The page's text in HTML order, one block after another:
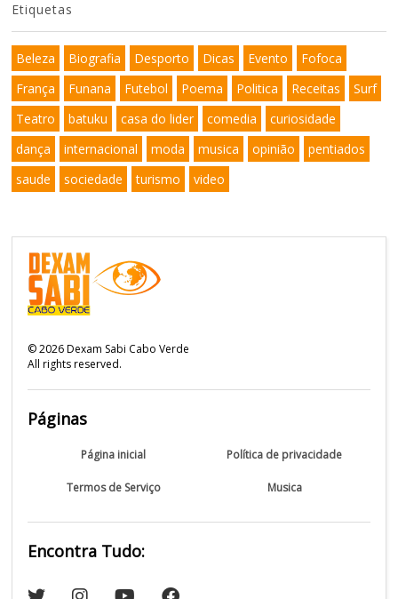
Etiquetas
Beleza Biografia Desporto Dicas Evento
Fofoca
França
Funana Futebol Poema Politica Receitas
Surf
Teatro
batuku casa do lider comedia
curiosidade
dança
internacional moda musica opinião
pentiados
saude
sociedade turismo video
©2026Dexam Sabi Cabo Verde
All rights reserved.
Páginas
Página inicial Política de privacidade
Termos de Serviço Musica
Encontra Tudo: